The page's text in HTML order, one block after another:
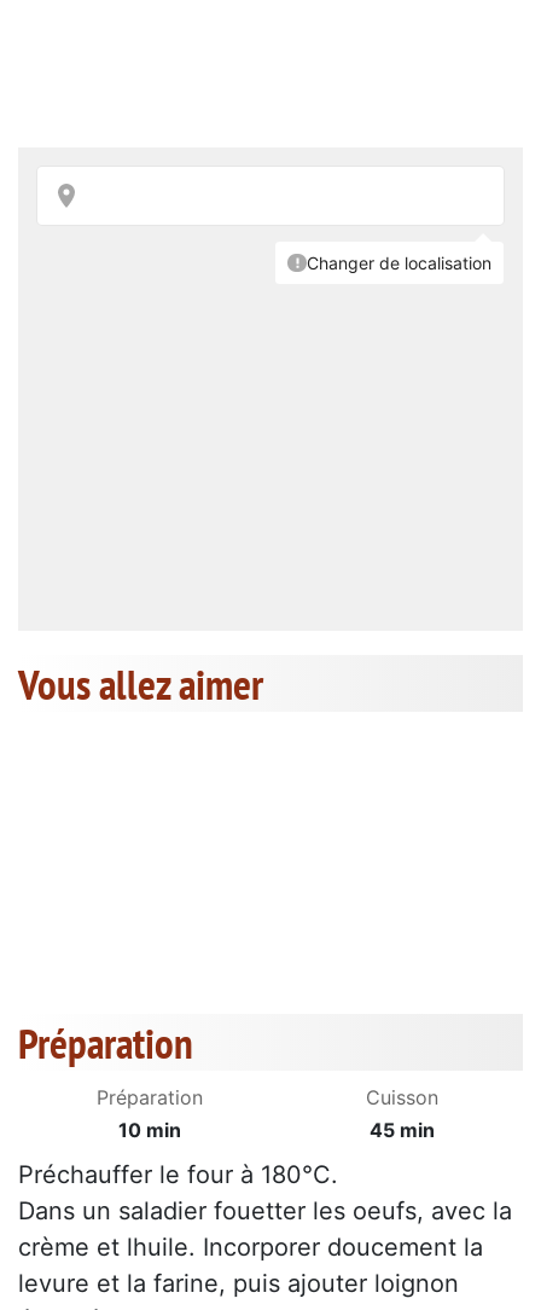
Vous allez aimer
Préparation
Préparation
10 min
Cuisson
45 min
Préchauffer le four à 180°C.
Dans un saladier fouetter les oeufs, avec la
crème et lhuile. Incorporer doucement la
levure et la farine, puis ajouter loignon